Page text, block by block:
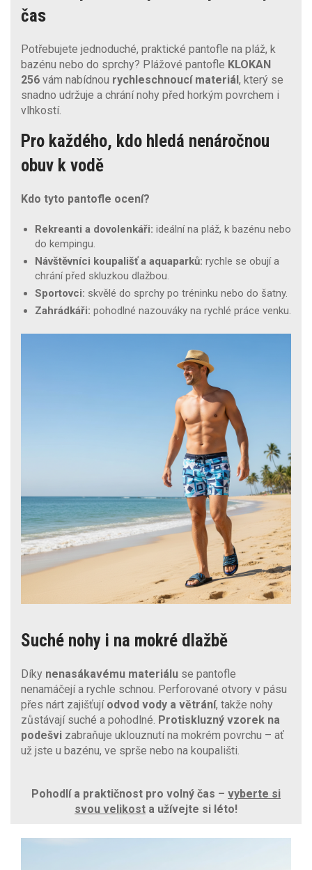
čas
Potřebujete jednoduché, praktické pantofle na pláž, k
bazénu nebo do sprchy? Plážové pantofle KLOKAN
256 vám nabídnou rychleschnoucí materiál, který se
snadno udržuje a chrání nohy před horkým povrchem i
vlhkostí.
Pro každého, kdo hledá nenáročnou
obuv k vodě
Kdo tyto pantofle ocení?
Rekreanti a dovolenkáři: ideální na pláž, k bazénu nebo
do kempingu.
Návštěvníci koupališť a aquaparků: rychle se obují a
chrání před skluzkou dlažbou.
Sportovci: skvělé do sprchy po tréninku nebo do šatny.
Zahrádkáři: pohodlné nazouváky na rychlé práce venku.
Suché nohy i na mokré dlažbě
Díky nenasákavému materiálu se pantofle
nenamáčejí a rychle schnou. Perforované otvory v pásu
přes nárt zajišťují odvod vody a větrání, takže nohy
zůstávají suché a pohodlné. Protiskluzný vzorek na
podešvi zabraňuje uklouznutí na mokrém povrchu – ať
už jste u bazénu, ve sprše nebo na koupališti.
Pohodlí a praktičnost pro volný čas – vyberte si
svou velikost a užívejte si léto!